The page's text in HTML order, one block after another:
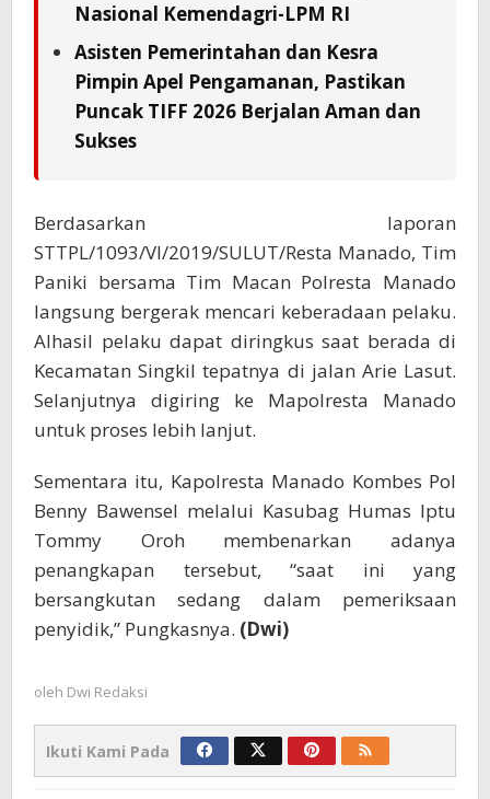
Nasional Kemendagri-LPM RI
Asisten Pemerintahan dan Kesra
Pimpin Apel Pengamanan, Pastikan
Puncak TIFF 2026 Berjalan Aman dan
Sukses
Berdasarkan laporan
STTPL/1093/VI/2019/SULUT/Resta Manado, Tim
Paniki bersama Tim Macan Polresta Manado
langsung bergerak mencari keberadaan pelaku.
Alhasil pelaku dapat diringkus saat berada di
Kecamatan Singkil tepatnya di jalan Arie Lasut.
Selanjutnya digiring ke Mapolresta Manado
untuk proses lebih lanjut.
Sementara itu, Kapolresta Manado Kombes Pol
Benny Bawensel melalui Kasubag Humas Iptu
Tommy Oroh membenarkan adanya
penangkapan tersebut, “saat ini yang
bersangkutan sedang dalam pemeriksaan
penyidik,” Pungkasnya. (Dwi)
oleh Dwi Redaksi
Ikuti Kami Pada